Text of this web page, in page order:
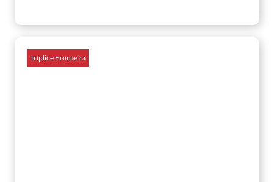
Tríplice Fronteira